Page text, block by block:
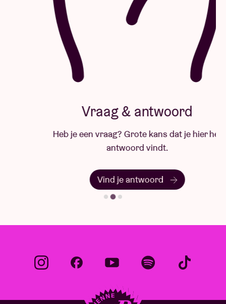
Vraag & antwoord
Heb je een vraag? Grote kans dat je hier het
antwoord vindt.
Vind je antwoord